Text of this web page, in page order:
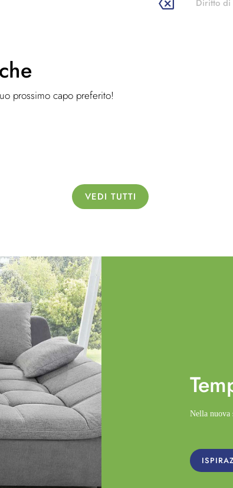
Diritto di
prossimo capo preferito!
VEDI TUTTI
Nella nuova